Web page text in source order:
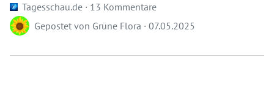
Tagesschau.de · 13 Kommentare
Gepostet von Grüne Flora · 07.05.2025